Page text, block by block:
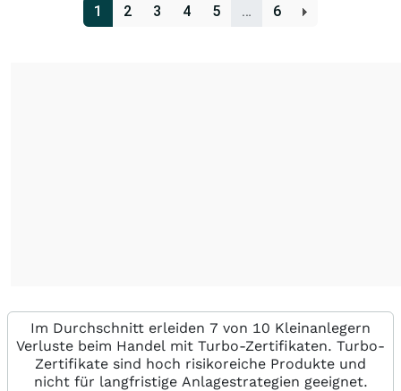
1 2 3 4 5 … 6
Im Durchschnitt erleiden 7 von 10 Kleinanlegern
Verluste beim Handel mit Turbo-Zertifikaten. Turbo-
Zertifikate sind hoch risikoreiche Produkte und
nicht für langfristige Anlagestrategien geeignet.